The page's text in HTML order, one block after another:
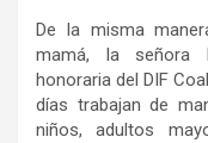
De la misma
mamá, la señora
honoraria del DIF
días trabajan de
niños, adultos